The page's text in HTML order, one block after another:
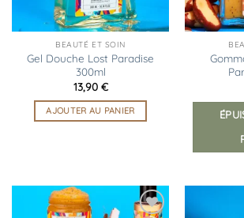
BEAUTÉ ET SOIN
Gel Douche Lost Paradise
300ml
13,90 €
AJOUTER AU PANIER